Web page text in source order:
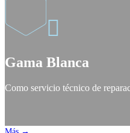

Gama Blanca
Como servicio técnico de